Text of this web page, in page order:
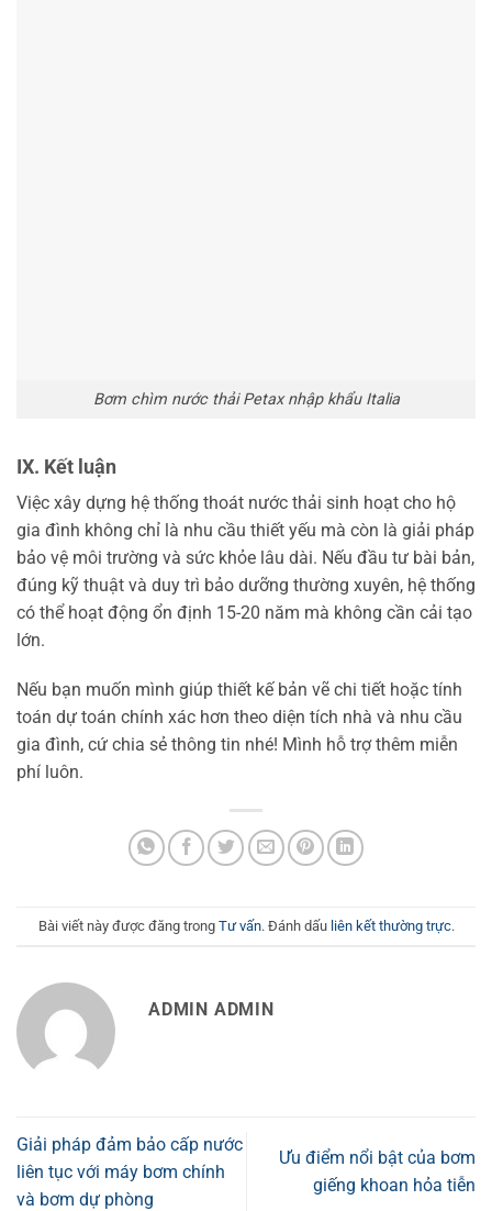
Bơm chìm nước thải Petax nhập khẩu Italia
IX. Kết luận
Việc xây dựng hệ thống thoát nước thải sinh hoạt cho hộ
gia đình không chỉ là nhu cầu thiết yếu mà còn là giải pháp
bảo vệ môi trường và sức khỏe lâu dài. Nếu đầu tư bài bản,
đúng kỹ thuật và duy trì bảo dưỡng thường xuyên, hệ thống
có thể hoạt động ổn định 15-20 năm mà không cần cải tạo
lớn.
Nếu bạn muốn mình giúp thiết kế bản vẽ chi tiết hoặc tính
toán dự toán chính xác hơn theo diện tích nhà và nhu cầu
gia đình, cứ chia sẻ thông tin nhé! Mình hỗ trợ thêm miễn
phí luôn.
Bài viết này được đăng trong Tư vấn. Đánh dấu liên kết thường trực.
ADMIN ADMIN
Giải pháp đảm bảo cấp nước
liên tục với máy bơm chính
và bơm dự phòng
Ưu điểm nổi bật của bơm
giếng khoan hỏa tiễn